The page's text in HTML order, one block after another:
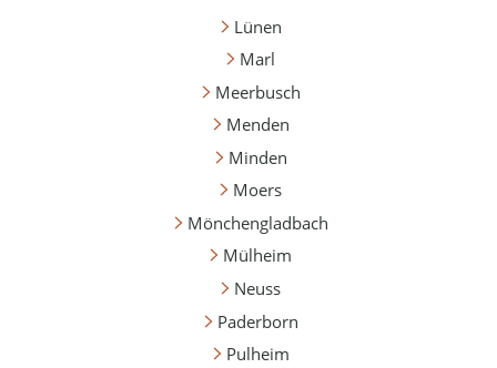
Lünen
Marl
Meerbusch
Menden
Minden
Moers
Mönchengladbach
Mülheim
Neuss
Paderborn
Pulheim